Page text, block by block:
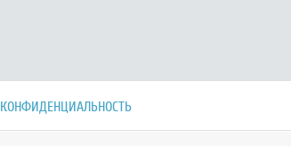
КОНФИДЕНЦИАЛЬНОСТЬ